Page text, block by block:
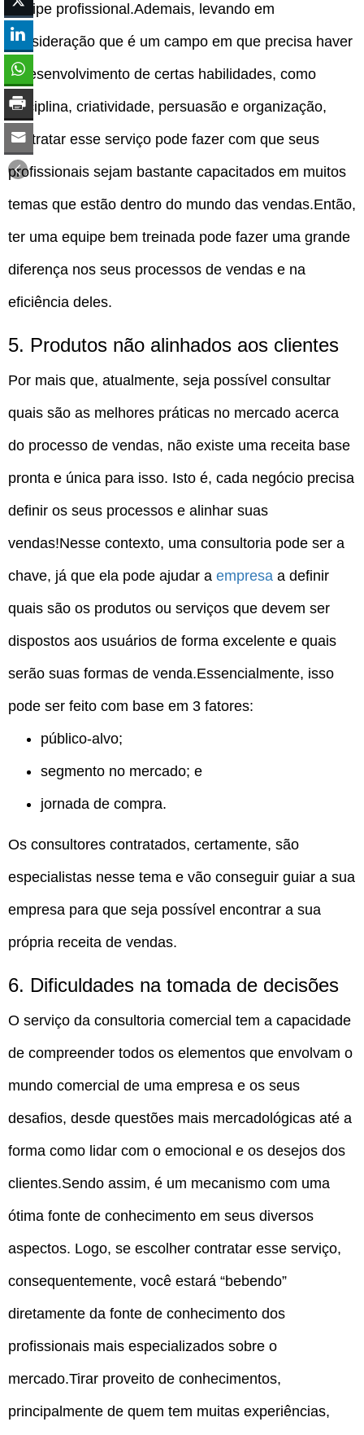
equipe profissional.Ademais, levando em
consideração que é um campo em que precisa haver
o desenvolvimento de certas habilidades, como
disciplina, criatividade, persuasão e organização,
contratar esse serviço pode fazer com que seus
profissionais sejam bastante capacitados em muitos
temas que estão dentro do mundo das vendas.Então,
ter uma equipe bem treinada pode fazer uma grande
diferença nos seus processos de vendas e na
eficiência deles.
5. Produtos não alinhados aos clientes
Por mais que, atualmente, seja possível consultar
quais são as melhores práticas no mercado acerca
do processo de vendas, não existe uma receita base
pronta e única para isso. Isto é, cada negócio precisa
definir os seus processos e alinhar suas
vendas!Nesse contexto, uma consultoria pode ser a
chave, já que ela pode ajudar a empresa a definir
quais são os produtos ou serviços que devem ser
dispostos aos usuários de forma excelente e quais
serão suas formas de venda.Essencialmente, isso
pode ser feito com base em 3 fatores:
público-alvo;
segmento no mercado; e
jornada de compra.
Os consultores contratados, certamente, são
especialistas nesse tema e vão conseguir guiar a sua
empresa para que seja possível encontrar a sua
própria receita de vendas.
6. Dificuldades na tomada de decisões
O serviço da consultoria comercial tem a capacidade
de compreender todos os elementos que envolvam o
mundo comercial de uma empresa e os seus
desafios, desde questões mais mercadológicas até a
forma como lidar com o emocional e os desejos dos
clientes.Sendo assim, é um mecanismo com uma
ótima fonte de conhecimento em seus diversos
aspectos. Logo, se escolher contratar esse serviço,
consequentemente, você estará “bebendo”
diretamente da fonte de conhecimento dos
profissionais mais especializados sobre o
mercado.Tirar proveito de conhecimentos,
principalmente de quem tem muitas experiências,